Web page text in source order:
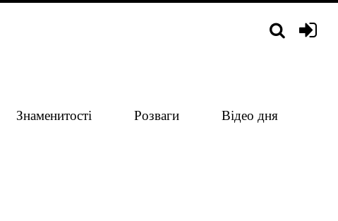
Знаменитості Розваги Відео дня